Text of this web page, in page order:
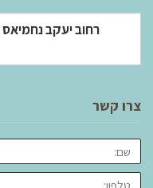
צרו קשר